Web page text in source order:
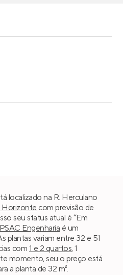
localizado na R. Herculano
Horizonte com previsão de
seu status atual é “Em
PSAC Engenharia é um
plantas variam entre 32 e 51
com 1 e 2 quartos, 1
momento, seu o preço está
a planta de 32 m².